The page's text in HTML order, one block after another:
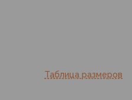
Таблица размеров